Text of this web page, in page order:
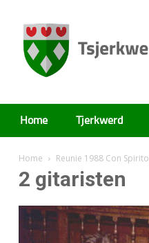
Tsjerkwert
Home Tjerkwerd
Home Reunie 1988 Con Spirito
2 gitaristen